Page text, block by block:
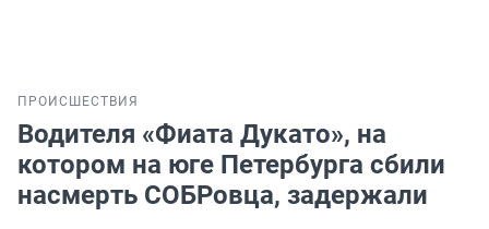
ПРОИСШЕСТВИЯ
Водителя «Фиата Дукато», на
котором на юге Петербурга сбили
насмерть СОБРовца, задержали